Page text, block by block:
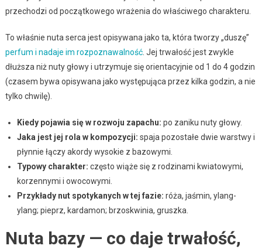
przechodzi od początkowego wrażenia do właściwego charakteru.
To właśnie nuta serca jest opisywana jako ta, która tworzy „duszę”
perfum i nadaje im rozpoznawalność. Jej trwałość jest zwykle
dłuższa niż nuty głowy i utrzymuje się orientacyjnie od 1 do 4 godzin
(czasem bywa opisywana jako występująca przez kilka godzin, a nie
tylko chwilę).
Kiedy pojawia się w rozwoju zapachu: po zaniku nuty głowy.
Jaka jest jej rola w kompozycji: spaja pozostałe dwie warstwy i
płynnie łączy akordy wysokie z bazowymi.
Typowy charakter: często wiąże się z rodzinami kwiatowymi,
korzennymi i owocowymi.
Przykłady nut spotykanych w tej fazie: róża, jaśmin, ylang-
ylang; pieprz, kardamon; brzoskwinia, gruszka.
Nuta bazy — co daje trwałość,